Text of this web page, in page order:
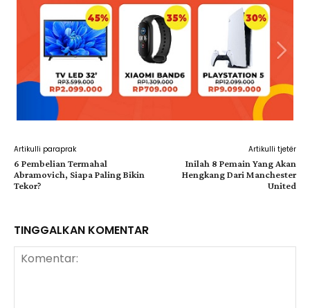
Artikulli paraprak
6 Pembelian Termahal
Abramovich, Siapa Paling Bikin
Tekor?
Artikulli tjetër
Inilah 8 Pemain Yang Akan
Hengkang Dari Manchester
United
TINGGALKAN KOMENTAR